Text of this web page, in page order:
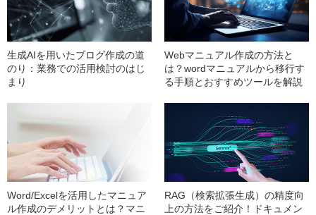
生成AIを用いたブログ作成の道
のり：業務での活用検討のはじ
まり
Webマニュアル作成の方法と
は？wordマニュアルから移行す
る手順とおすすめツールを解説
Word/Excelを活用したマニュア
ル作成のデメリットとは？マニ
RAG（検索拡張生成）の精度向
上の方法をご紹介！ドキュメン